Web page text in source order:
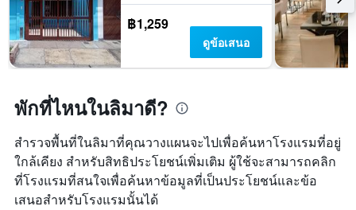
฿1,259
ดูข้อเสนอ
พักที่ไหนในลิมาดี?
สำรวจพื้นที่ในลิมาที่คุณวางแผนจะไปเพื่อค้นหาโรงแรมที่อยู่
ใกล้เคียง สำหรับสิทธิประโยชน์เพิ่มเติม ผู้ใช้จะสามารถคลิก
ที่โรงแรมที่สนใจเพื่อค้นหาข้อมูลที่เป็นประโยชน์และข้อ
เสนอสำหรับโรงแรมนั้นได้